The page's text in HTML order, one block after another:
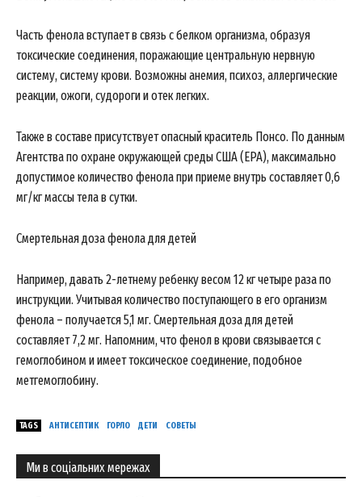
Часть фенола вступает в связь с белком организма, образуя
токсические соединения, поражающие центральную нервную
систему, систему крови. Возможны анемия, психоз, аллергические
реакции, ожоги, судороги и отек легких.
Также в составе присутствует опасный краситель Понсо. По данным
Агентства по охране окружающей среды США (EPA), максимально
допустимое количество фенола при приеме внутрь составляет 0,6
мг/кг массы тела в сутки.
Смертельная доза фенола для детей
Например, давать 2-летнему ребенку весом 12 кг четыре раза по
инструкции. Учитывая количество поступающего в его организм
фенола – получается 5,1 мг. Смертельная доза для детей
составляет 7,2 мг. Напомним, что фенол в крови связывается с
гемоглобином и имеет токсическое соединение, подобное
метгемоглобину.
TAGS АНТИСЕПТИК ГОРЛО ДЕТИ СОВЕТЫ
Ми в соціальних мережах